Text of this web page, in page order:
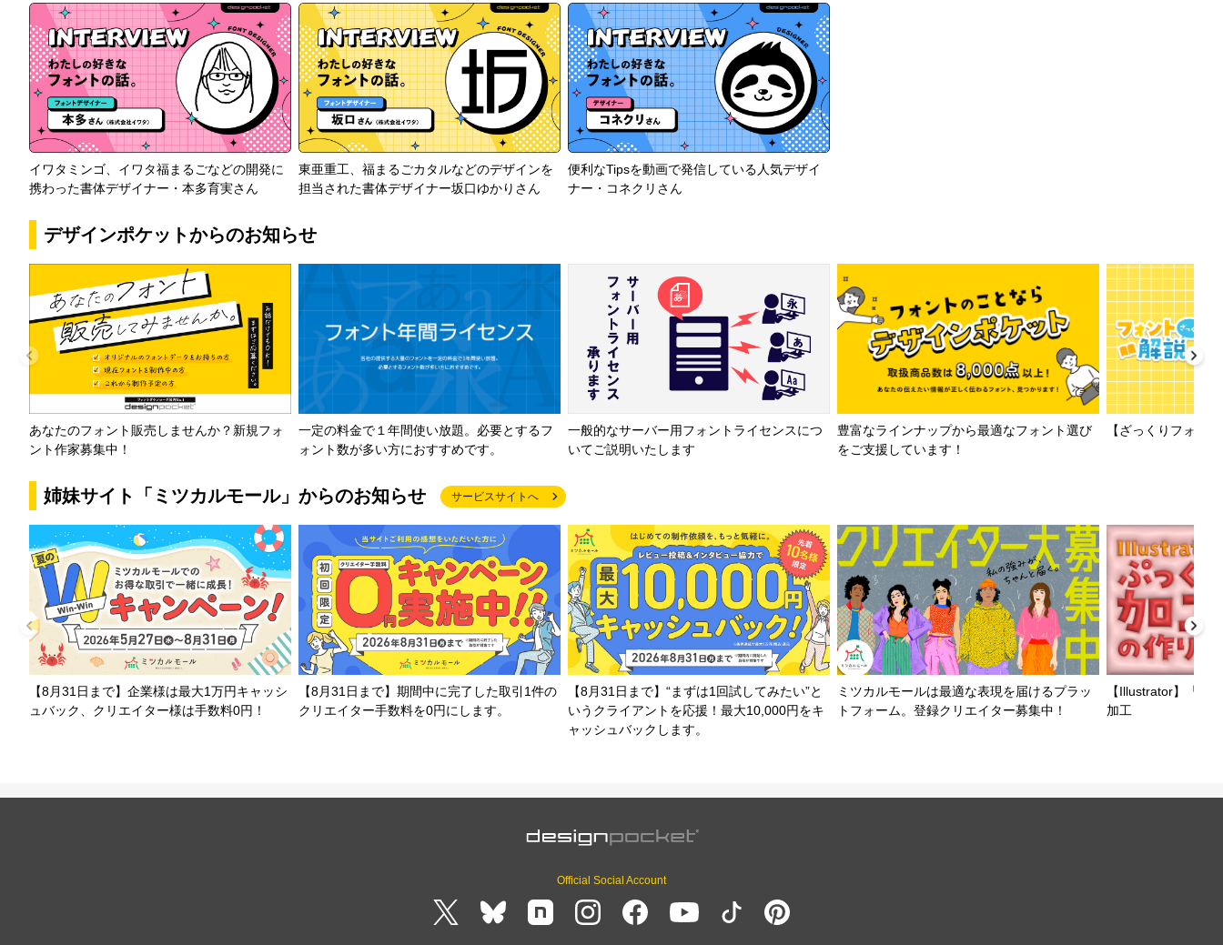
イワタミンゴ、イワタ福まるごなどの開発に
携わった書体デザイナー・本多育実さん
東亜重工、福まるごカタルなどのデザインを
担当された書体デザイナー坂口ゆかりさん
便利なTipsを動画で発信している人気デザイ
ナー・コネクリさん
デザインポケットからのお知らせ
あなたのフォント販売しませんか？新規フォ
ント作家募集中！
一定の料金で１年間使い放題。必要とするフ
ォント数が多い方におすすめです。
一般的なサーバー用フォントライセンスにつ
いてご説明いたします
豊富なラインナップから最適なフォント選び
をご支援しています！
【ざっくりフォン
姉妹サイト「ミツカルモール」からのお知らせ サービスサイトへ
【8月31日まで】企業様は最大1万円キャッシ
ュバック、クリエイター様は手数料0円！
【8月31日まで】期間中に完了した取引1件の
クリエイター手数料を0円にします。
【8月31日まで】“まずは1回試してみたい”と
いうクライアントを応援！最大10,000円をキ
ャッシュバックします。
ミツカルモールは最適な表現を届けるプラッ
トフォーム。登録クリエイター募集中！
【Illustrator】「3D
加工
Official Social Account